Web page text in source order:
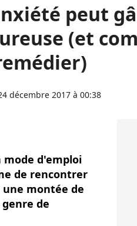
peut
(et
décembre 2017 à 00:38
mode d'emploi
de rencontrer
une montée de
de